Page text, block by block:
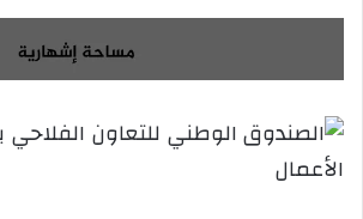
ب
ع
ع
ى
س
ل
ب
ي